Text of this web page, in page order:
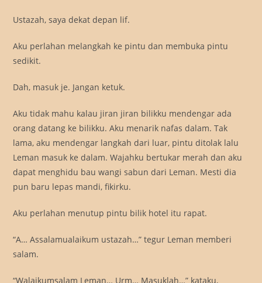
Ustazah, saya dekat depan lif.
Aku perlahan melangkah ke pintu dan membuka pintu
sedikit.
Dah, masuk je. Jangan ketuk.
Aku tidak mahu kalau jiran jiran bilikku mendengar ada
orang datang ke bilikku. Aku menarik nafas dalam. Tak
lama, aku mendengar langkah dari luar, pintu ditolak lalu
Leman masuk ke dalam. Wajahku bertukar merah dan aku
dapat menghidu bau wangi sabun dari Leman. Mesti dia
pun baru lepas mandi, fikirku.
Aku perlahan menutup pintu bilik hotel itu rapat.
“A… Assalamualaikum ustazah…” tegur Leman memberi
salam.
“Walaikumsalam Leman… Urm… Masuklah…” kataku,